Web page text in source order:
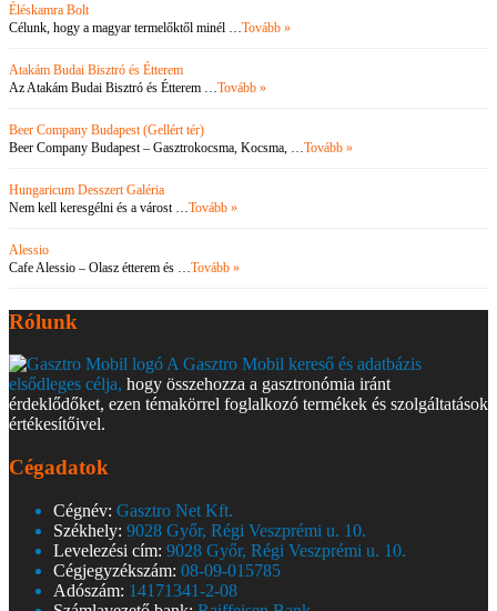
Éléskamra Bolt
Célunk, hogy a magyar termelőktől minél …Tovább »
Atakám Budai Bisztró és Étterem
Az Atakám Budai Bisztró és Étterem …Tovább »
Beer Company Budapest (Gellért tér)
Beer Company Budapest – Gasztrokocsma, Kocsma, …Tovább »
Hungaricum Desszert Galéria
Nem kell keresgélni és a várost …Tovább »
Alessio
Cafe Alessio – Olasz étterem és …Tovább »
Rólunk
A Gasztro Mobil kereső és adatbázis
elsődleges célja, hogy összehozza a gasztronómia iránt
érdeklődőket, ezen témakörrel foglalkozó termékek és szolgáltatások
értékesítőivel.
Cégadatok
Cégnév: Gasztro Net Kft.
Székhely: 9028 Győr, Régi Veszprémi u. 10.
Levelezési cím: 9028 Győr, Régi Veszprémi u. 10.
Cégjegyzékszám: 08-09-015785
Adószám: 14171341-2-08